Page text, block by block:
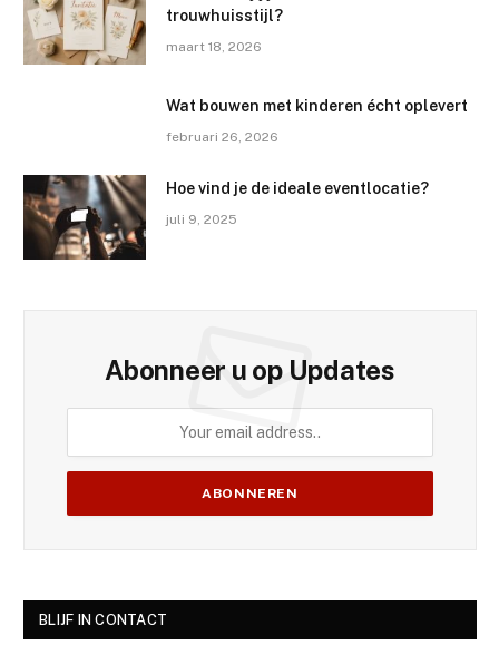
trouwhuisstijl?
maart 18, 2026
Wat bouwen met kinderen écht oplevert
februari 26, 2026
Hoe vind je de ideale eventlocatie?
juli 9, 2025
Abonneer u op Updates
BLIJF IN CONTACT